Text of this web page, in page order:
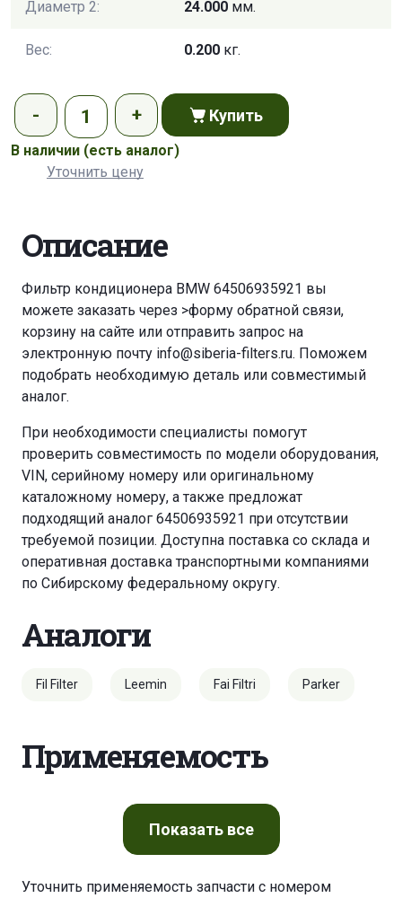
Диаметр 2: 24.000 мм.
Вес: 0.200 кг.
Купить
В наличии (есть аналог)
Уточнить цену
Описание
Фильтр кондиционера BMW 64506935921 вы
можете заказать через >форму обратной связи,
корзину на сайте или отправить запрос на
электронную почту info@siberia-filters.ru. Поможем
подобрать необходимую деталь или совместимый
аналог.
При необходимости специалисты помогут
проверить совместимость по модели оборудования,
VIN, серийному номеру или оригинальному
каталожному номеру, а также предложат
подходящий аналог 64506935921 при отсутствии
требуемой позиции. Доступна поставка со склада и
оперативная доставка транспортными компаниями
по Сибирскому федеральному округу.
Аналоги
Fil Filter Leemin Fai Filtri Parker
Применяемость
Показатьвсе
Уточнить применяемость запчасти с номером